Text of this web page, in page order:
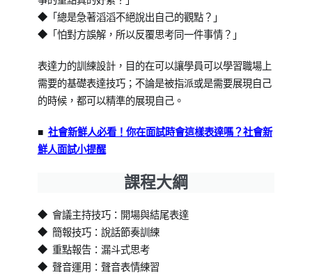
◆「總是急著滔滔不絕說出自己的觀點？」
◆「怕對方誤解，所以反覆思考同一件事情？」
表達力的訓練設計，目的在可以讓學員可以學習職場上
需要的基礎表達技巧；不論是被指派或是需要展現自己
的時候，都可以精準的展現自己。
■ 社會新鮮人必看！你在面試時會這樣表達嗎？社會新
鮮人面試小提醒
課程大綱
◆ 會議主持技巧：開場與結尾表達
◆ 簡報技巧：說話節奏訓練
◆ 重點報告：漏斗式思考
◆ 聲音運用：聲音表情練習